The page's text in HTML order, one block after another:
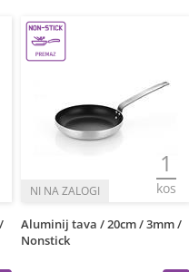
1
kos
Aluminij tava / 20cm / 3mm /
Nonstick